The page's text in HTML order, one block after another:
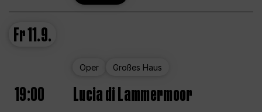
Fr11.9.
Oper Großes Haus
19:00 Lucia di Lammermoor